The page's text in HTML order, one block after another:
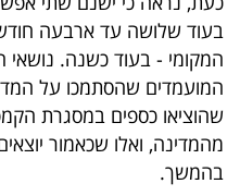
40
UNDER
40
שיתופי
בעוד שלושה עד ארבעה
המקומי - בעוד כשנה.
המועמדים שהסתמכו על
שהוציאו כספים במסגרת
מהמדינה, ואלו שכאמור
בהמשך.